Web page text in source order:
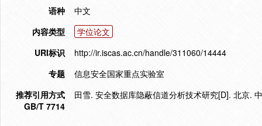
语种
中文
内容类型
学位论文
URI标识
http://ir.iscas.ac.cn/handle/311060/14444
专题
信息安全国家重点实验室
推荐引用方式
GB/T 7714
田雪. 安全数据库隐蔽信道分析技术研究[D]. 北京.